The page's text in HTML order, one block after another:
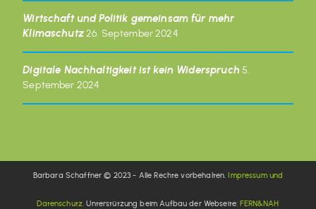
Wirtschaft und Politik gemeinsam für mehr
Klimaschutz26. September 2024
Digitale Nachhaltigkeit ist kein Widerspruch 5.
September 2024
Barbara Schaffner © 2023 - Alle Rechte vorbehalten.Impressum und
Datenschutz. Unterstützung beim Aufbau der Webseite:FERN&NAH